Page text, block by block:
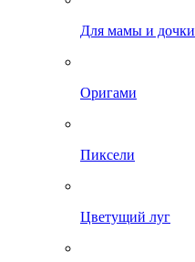
Для мамы и дочки
Оригами
Пиксели
Цветущий луг